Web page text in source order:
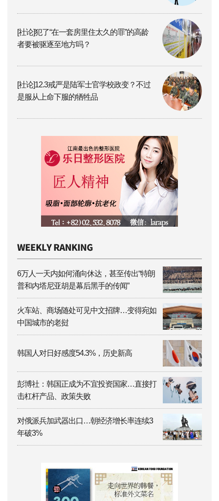
[社论]犯了“在一套房里住太久的罪”的高龄
者要被驱逐至地方吗？
[社论]12.3戒严是陆军士官学校政变？不过
是服从上命下服的牺牲品
6万人一天内如何涌向休达，甚至传出“特朗
普和内塔尼亚胡是幕后黑手的传闻”
火车站、商场随处可见中文招牌…变得宛如
中国城市的老挝
韩国人对日好感度54.3%，历史新高
彭博社：韩国正成为不宜投资国家…直接打
击杠杆产品、政策失败
对俄派兵加武器出口…朝经济增长率连续3
年破3%